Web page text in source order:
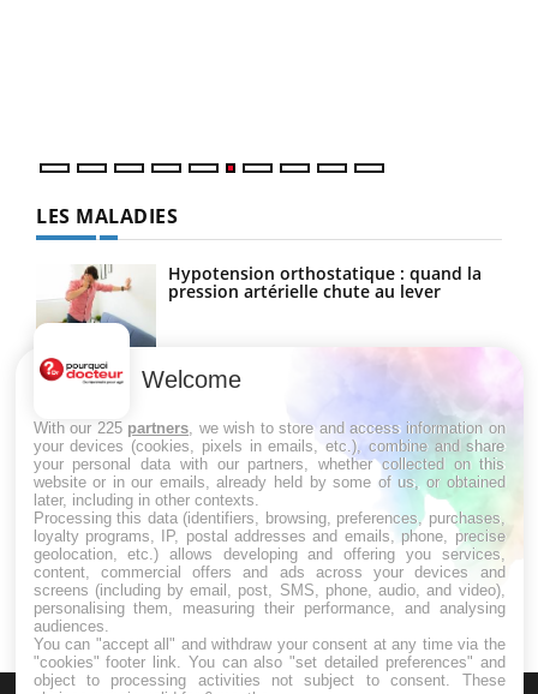
LES MALADIES
Hypotension orthostatique : quand la
pression artérielle chute au lever
Drépanocytose : une déformation des
Maladie de Charcot (Sclérose latérale
amyotrophique)
Welcome
With our 225 partners , we wish to store and access information on
your devices (cookies, pixels in emails, etc.), combine and share
your personal data with our partners, whether collected on this
website or in our emails, already held by some of us, or obtained
later, including in other contexts.
Processing this data (identifiers, browsing, preferences, purchases,
loyalty programs, IP, postal addresses and emails, phone, precise
geolocation, etc.) allows developing and offering you services,
content, commercial offers and ads across your devices and
screens (including by email, post, SMS, phone, audio, and video),
personalising them, measuring their performance, and analysing
audiences.
You can "accept all" and withdraw your consent at any time via the
"cookies" footer link . You can also "set detailed preferences" and
object to processing activities not subject to consent. These